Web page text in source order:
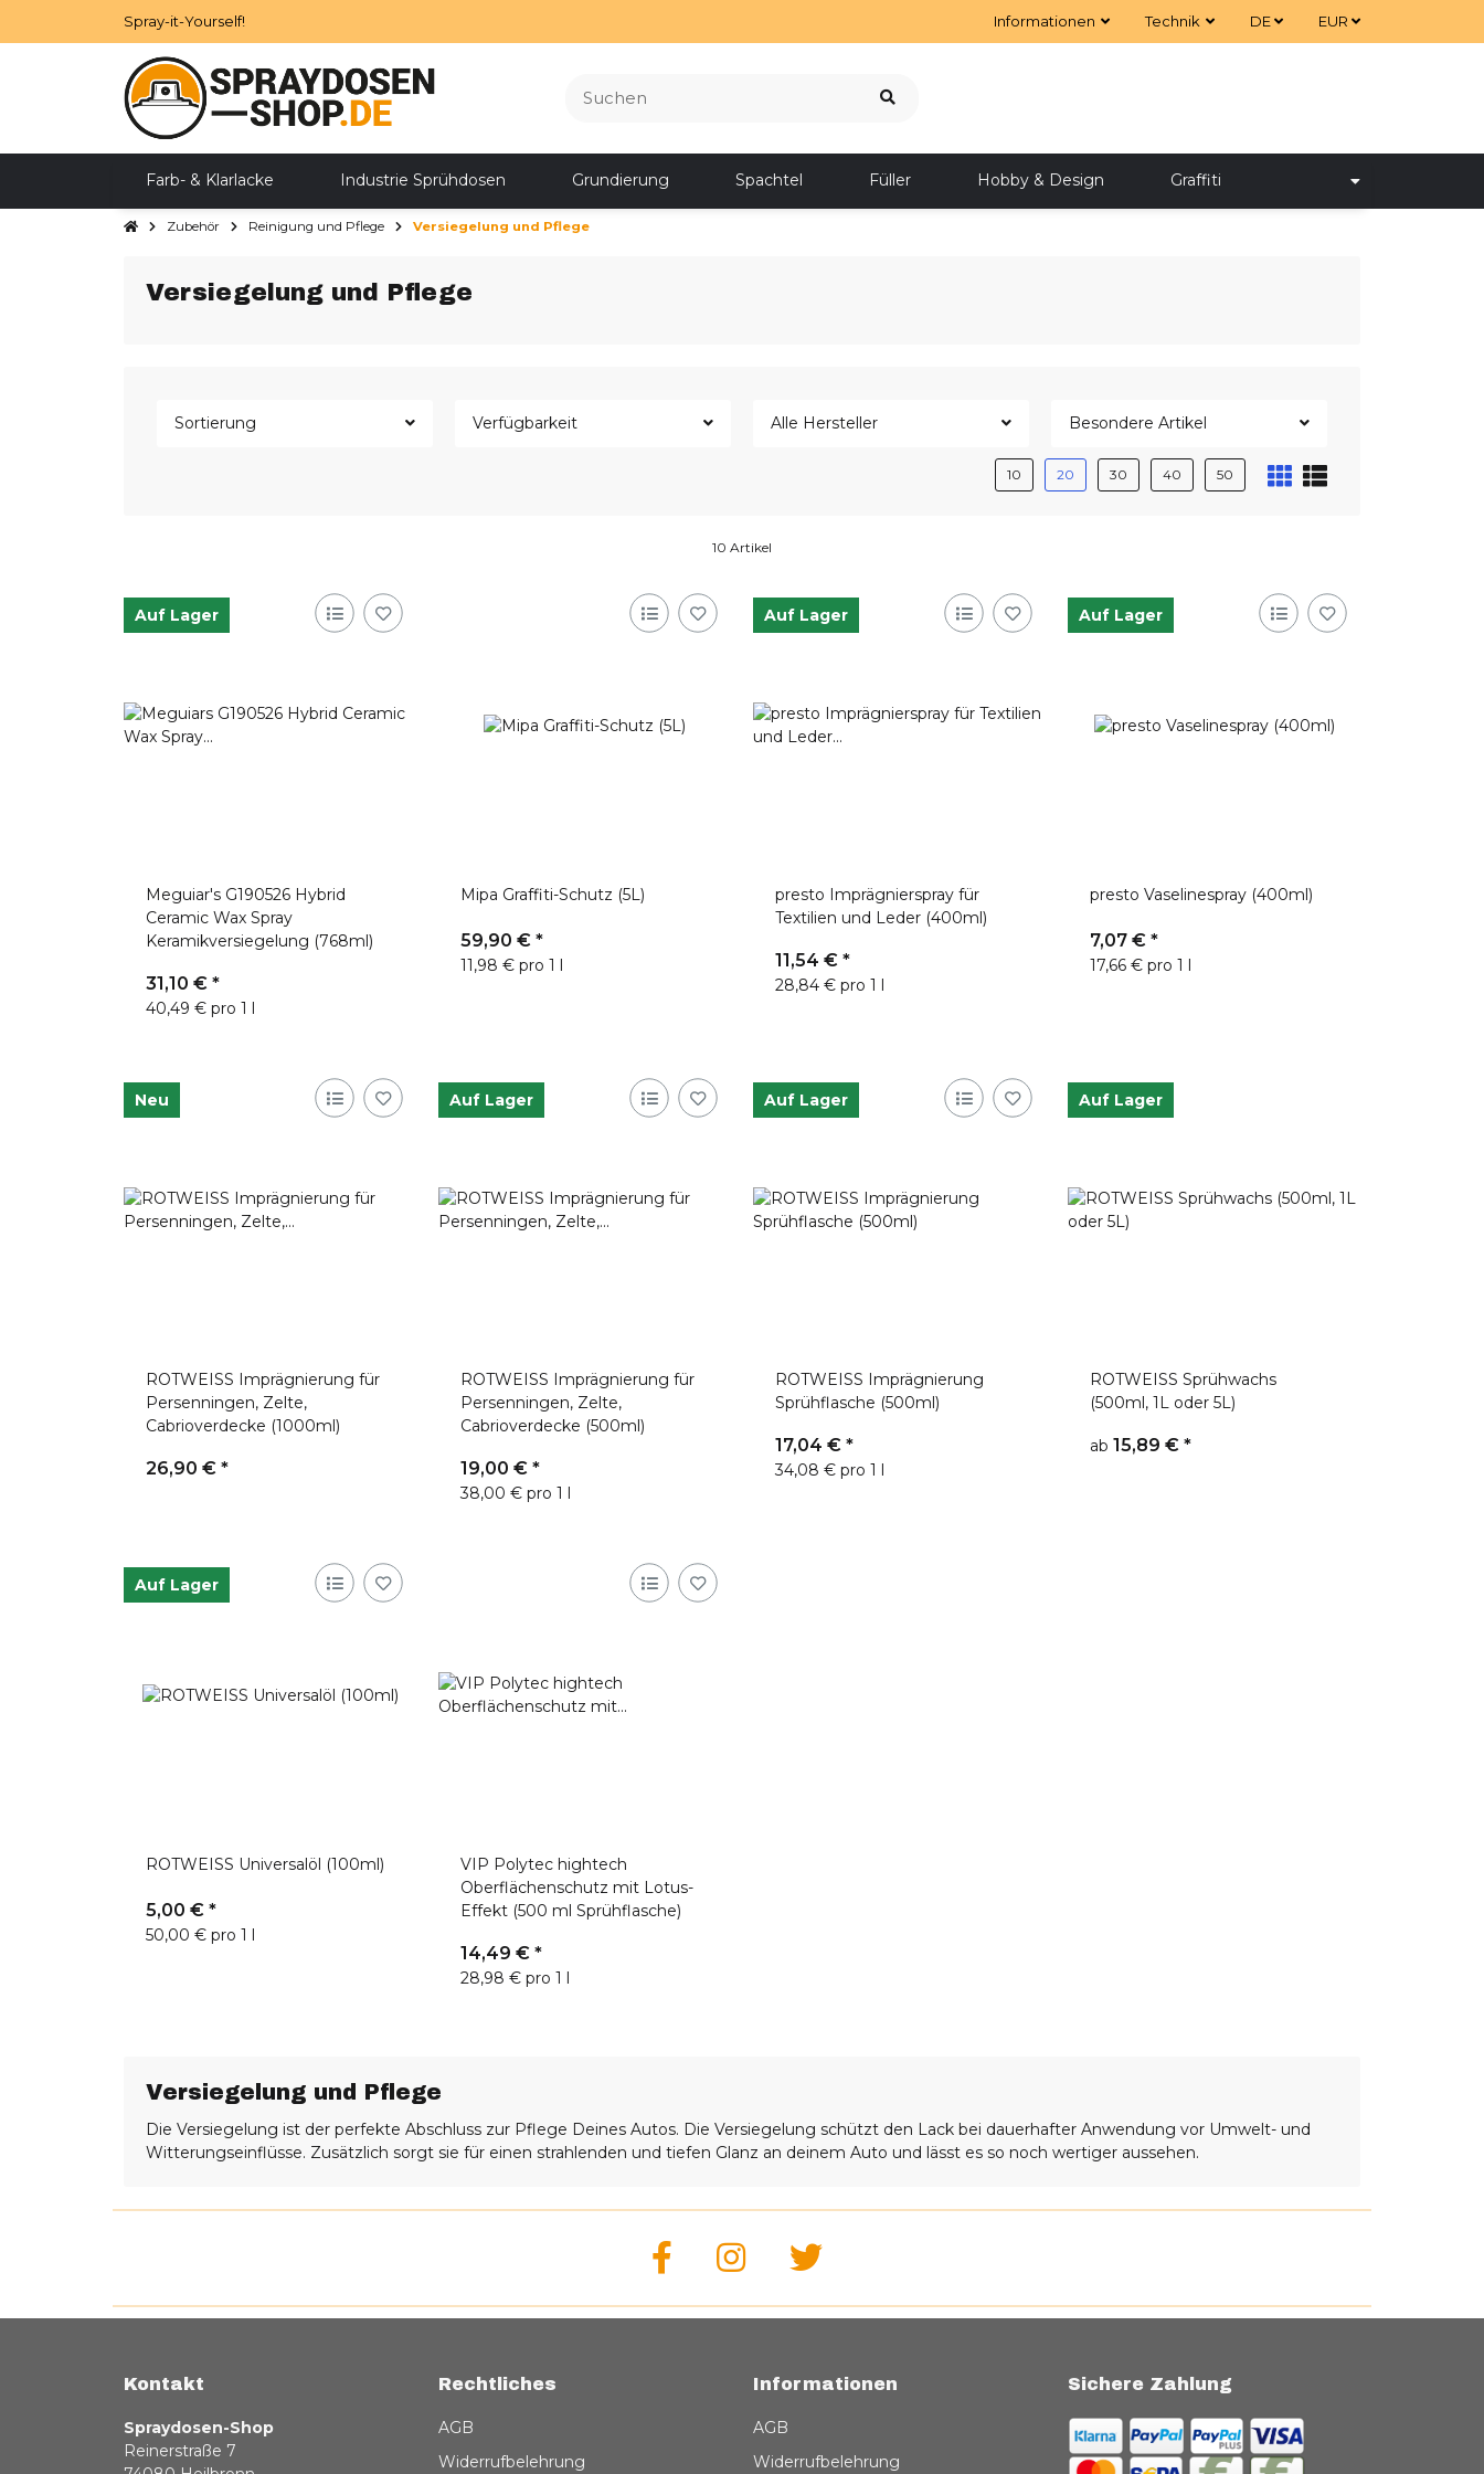
Spray-it-Yourself! Informationen Technik DE EUR
Farb- & Klarlacke Industrie Sprühdosen Grundierung Spachtel Füller Hobby & Design Graffiti
Zubehör SALE
Zubehör Reinigung und Pflege Versiegelung und Pflege
Versiegelung und Pflege
Sortierung Verfügbarkeit Alle Hersteller Besondere Artikel
10 20 30 40 50
10 Artikel
Auf Lager
Meguiar's G190526 Hybrid
Ceramic Wax Spray
Keramikversiegelung (768ml)
31,10 € *
40,49 € pro 1 l
Mipa Graffiti-Schutz (5L)
59,90 € *
11,98 € pro 1 l
Auf Lager
presto Imprägnierspray für
Textilien und Leder (400ml)
11,54 € *
28,84 € pro 1 l
Auf Lager
presto Vaselinespray (400ml)
7,07 € *
17,66 € pro 1 l
Neu
ROTWEISS Imprägnierung für
Persenningen, Zelte,
Cabrioverdecke (1000ml)
26,90 € *
Auf Lager
ROTWEISS Imprägnierung für
Persenningen, Zelte,
Cabrioverdecke (500ml)
19,00 € *
38,00 € pro 1 l
Auf Lager
ROTWEISS Imprägnierung
Sprühflasche (500ml)
17,04 € *
34,08 € pro 1 l
Auf Lager
ROTWEISS Sprühwachs
(500ml, 1L oder 5L)
ab 15,89 € *
Auf Lager
ROTWEISS Universalöl (100ml)
5,00 € *
50,00 € pro 1 l
VIP Polytec hightech
Oberflächenschutz mit Lotus-
Effekt (500 ml Sprühflasche)
14,49 € *
28,98 € pro 1 l
Versiegelung und Pflege
Die Versiegelung ist der perfekte Abschluss zur Pflege Deines Autos. Die Versiegelung schützt den Lack bei dauerhafter Anwendung vor Umwelt- und
Witterungseinflüsse. Zusätzlich sorgt sie für einen strahlenden und tiefen Glanz an deinem Auto und lässt es so noch wertiger aussehen.
Kontakt
Spraydosen-Shop
Reinerstraße 7
Rechtliches
AGB
Widerrufbelehrung
Informationen
AGB
Widerrufbelehrung
Sichere Zahlung